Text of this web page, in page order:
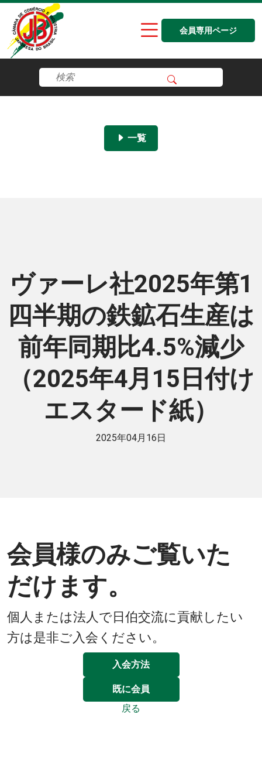
会員専用ページ
一覧
ヴァーレ社2025年第1
四半期の鉄鉱石生産は
前年同期比4.5%減少
（2025年4月15日付け
エスタード紙）
2025年04月16日
会員様のみご覧いた
だけます。
個人または法人で日伯交流に貢献したい
方は是非ご入会ください。
入会方法
既に会員
戻る